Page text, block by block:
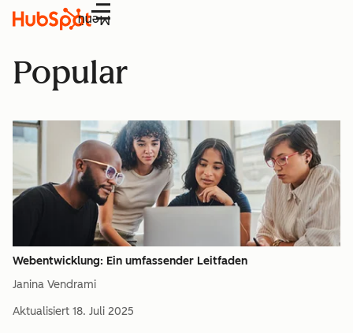
Menü
Popular
Webentwicklung: Ein umfassender Leitfaden
Janina Vendrami
Aktualisiert 18. Juli 2025